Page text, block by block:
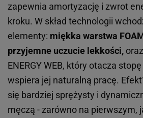
zapewnia amortyzację i zwrot
kroku. W skład technologii
elementy: miękka warstwa
przyjemne uczucie lekkości,
ENERGY WEB, który otacza
wspiera jej naturalną pracę.
się bardziej sprężysty i
męczą - zarówno na pierwszym,